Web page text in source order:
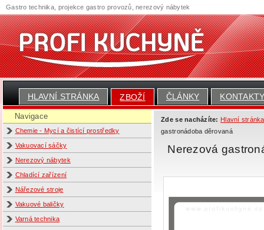
HLAVNÍ STRÁNKA ZBOŽÍ ČLÁNKY
Navigace
Chemie - Mycí a čistící prostředky
Vakuovací sáčky
Nerezový nábytek
Chladící zařízení
Nářezové stroje
Vakuové baličky
Varná technika
Zde se nacházíte: Hlavní stránka
gastronádoba děrovaná
Nerezová
Gastro technika, projekce gastro provozů, nerezový nábytek